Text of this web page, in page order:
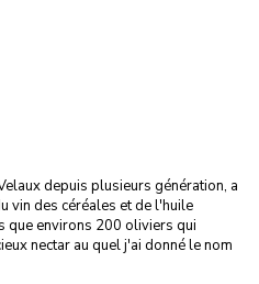
depuis plusieurs génération, a
vin des céréales et de l'huile
que environs 200 oliviers qui
nectar au quel j'ai donné le nom